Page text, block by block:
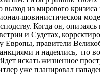
выход из мирового кризиса
шовинистической
Когда он,
и Судетах,
Европы, правители
и надеялись, что
искать жизненное
уже планировал